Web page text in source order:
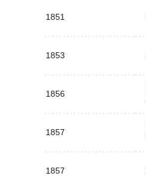
1851
1853
1856
1857
1857